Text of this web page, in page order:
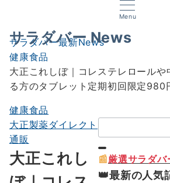
Menu
サラダバー News
サラダバー最新News
健康食品
大正これしぼ｜コレステレロールや
る方のタブレット定期初回限定980
健康食品
大正製薬ダイレクト
通販
大正これし
索：
📰厳選サラダ
👑最新の人気